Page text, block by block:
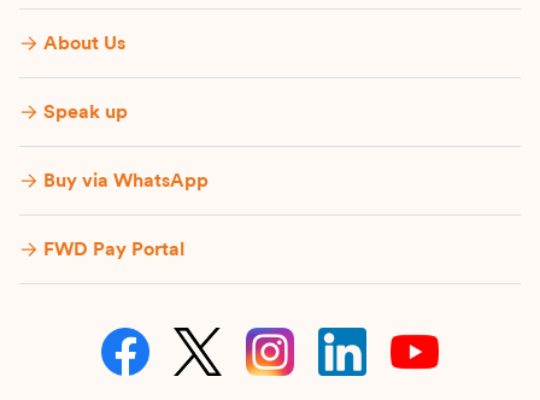
About Us
Speak up
Buy via WhatsApp​
FWD Pay Portal